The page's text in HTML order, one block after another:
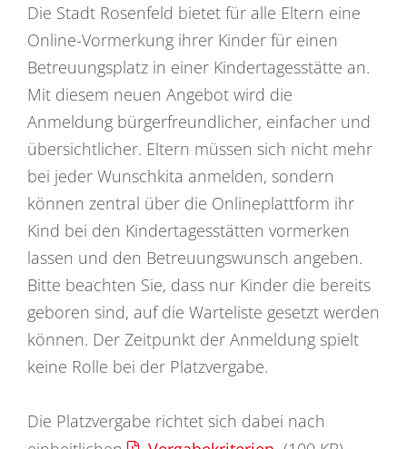
Die Stadt Rosenfeld bietet für alle Eltern eine
Online-Vormerkung ihrer Kinder für einen
Betreuungsplatz in einer Kindertagesstätte an.
Mit diesem neuen Angebot wird die
Anmeldung bürgerfreundlicher, einfacher und
übersichtlicher. Eltern müssen sich nicht mehr
bei jeder Wunschkita anmelden, sondern
können zentral über die Onlineplattform ihr
Kind bei den Kindertagesstätten vormerken
lassen und den Betreuungswunsch angeben.
Bitte beachten Sie, dass nur Kinder die bereits
geboren sind, auf die Warteliste gesetzt werden
können. Der Zeitpunkt der Anmeldung spielt
keine Rolle bei der Platzvergabe.
Die Platzvergabe richtet sich dabei nach